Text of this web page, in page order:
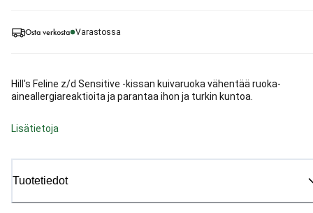
Osta verkosta Varastossa
Hill's Feline z/d Sensitive -kissan kuivaruoka vähentää ruoka-
aineallergiareaktioita ja parantaa ihon ja turkin kuntoa.
Lisätietoja
Tuotetiedot